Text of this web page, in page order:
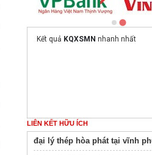
Kết quả KQXSMN nhanh nhất
LIÊN KẾT HỮU ÍCH
đại lý thép hòa phát tại vĩnh